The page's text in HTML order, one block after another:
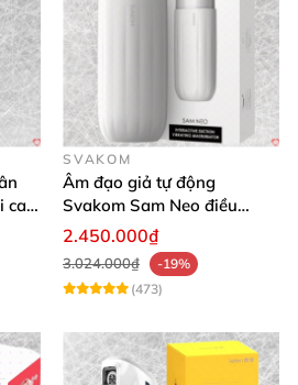
cao
SVAKOM
Âm đạo giả tự động
Svakom Sam Neo điều
khiển qua app webcam cao
2.450.000₫
3.024.000₫
-19%
(473)